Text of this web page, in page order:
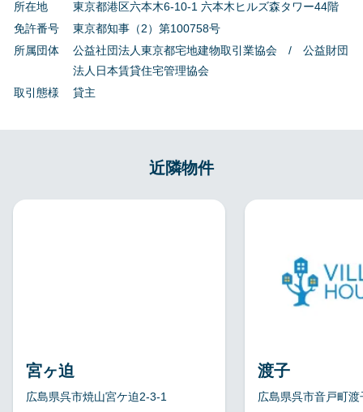
所在地
東京都港区六本木6-10-1 六本木ヒルズ森タワー44階
免許番号
東京都知事（2）第100758号
所属団体
公益社団法人東京都宅地建物取引業協会 / 公益財団
法人日本賃貸住宅管理協会
取引態様
貸主
近隣物件
宮ヶ迫
広島県呉市焼山宮ケ迫2-3-1
渡子
広島県呉市音戸町